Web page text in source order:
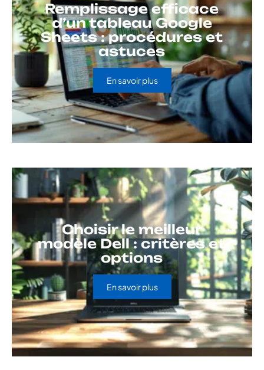
Remplissage efficace
d’un tableau Google
Sheets : procédures et
astuces
En savoir plus
Choisir le meilleur
modèle Dell : critères et
options
En savoir plus